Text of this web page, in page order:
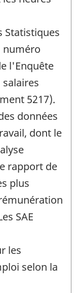
Statistiques
numéro
l'Enquête
5217).
données
dont le
rapport de
plus
SAE
les
selon la